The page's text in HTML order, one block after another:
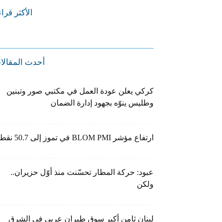
الأكثر
أحدث
كركي يعلن عودة العمل في مكتبي صور وتبنين
وطليس ينوّه بجهود إدارة الضمان
ارتفاع مؤشر BLOM PMI في تموز إلى 50.7 نقطة
عبود: حركة المطار تحسّنت منذ أوّل حزيران..
ولكن
لبنان ثامن أكبر سوق طيران عربي في الشرق